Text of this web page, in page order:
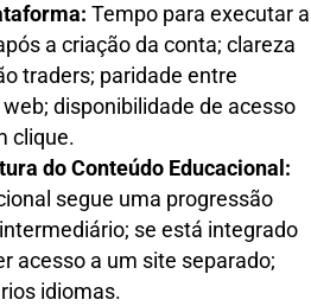
Tempo para executar a
a criação da conta; clareza
traders; paridade entre
disponibilidade de acesso
clique.
do Conteúdo Educacional:
segue uma progressão
se está integrado
acesso a um site separado;
idiomas.